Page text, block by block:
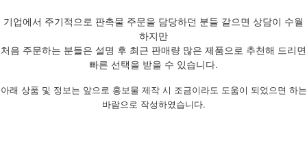
기업에서 주기적으로 판촉물 주문을 담당하던 분들 같으면 상담이 수월
하지만
처음 주문하는 분들은 설명 후 최근 판매량 많은 제품으로 추천해 드리면
빠른 선택을 받을 수 있습니다.
아래 상품 및 정보는 앞으로 홍보물 제작 시 조금이라도 도움이 되었으면 하는
바람으로 작성하였습니다.